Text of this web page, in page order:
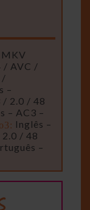
MKV
/ AVC /
/
–
/ 2.0 / 48
– AC3 –
Inglês –
/ 48
–